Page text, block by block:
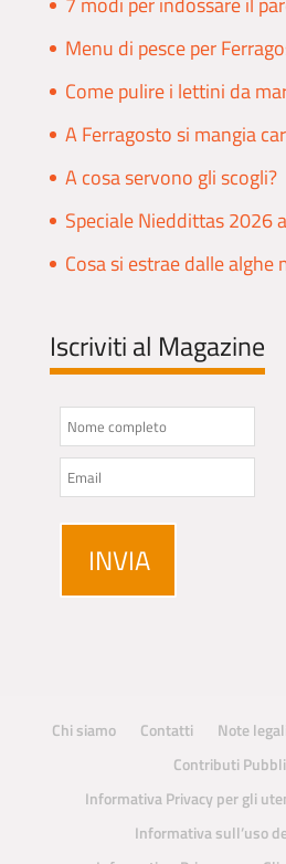
Menu di pesce per
Come pulire i lettini da
A Ferragosto si mangia
A cosa servono gli scogli?
Speciale Nieddittas 2026
Cosa si estrae dalle alghe
Iscriviti al Magazine
Chi siamo Contatti Note
Contributi
Informativa Privacy per gli
Informativa sull’uso